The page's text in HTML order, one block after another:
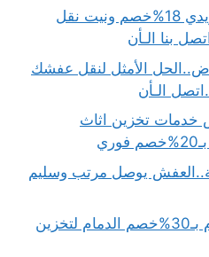
ونيت نقل عفش حي السويدي 18%خصم ونيت نقل
بنا الـأن
الأمثل لنقل عفشك
تخزين اثاث
يوصل مرتب وسليم
شركة تخزين عفش بالدمام بـ30%خصم الدمام لتخزين